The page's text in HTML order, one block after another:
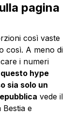
pagina
così vaste
così. A meno di
i numeri
hype
sia solo un
vede il
Bestia e